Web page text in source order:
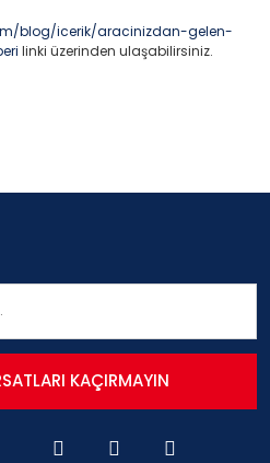
blog/icerik/aracinizdan-gelen-
linki üzerinden ulaşabilirsiniz.
KAÇIRMAYIN